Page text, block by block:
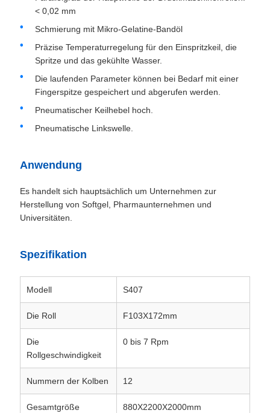
< 0,02 mm
Schmierung mit Mikro-Gelatine-Bandöl
Präzise Temperaturregelung für den Einspritzkeil, die
Spritze und das gekühlte Wasser.
Die laufenden Parameter können bei Bedarf mit einer
Fingerspitze gespeichert und abgerufen werden.
Pneumatischer Keilhebel hoch.
Pneumatische Linkswelle.
Anwendung
Es handelt sich hauptsächlich um Unternehmen zur
Herstellung von Softgel, Pharmaunternehmen und
Universitäten.
Spezifikation
Modell S407
Die Roll F103X172mm
Die
Rollgeschwindigkeit
0 bis 7 Rpm
Nummern der Kolben 12
Gesamtgröße 880X2200X2000mm